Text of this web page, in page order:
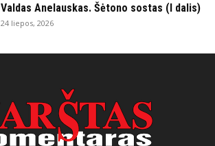
Valdas Anelauskas. Šėtono sostas (I dalis)
24 liepos, 2026